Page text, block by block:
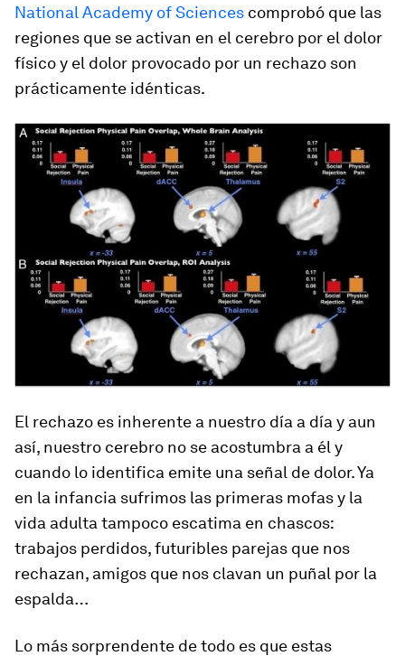
National Academy of Sciences comprobó que las
regiones que se activan en el cerebro por el dolor
físico y el dolor provocado por un rechazo son
prácticamente idénticas.
El rechazo es inherente a nuestro día a día y aun
así, nuestro cerebro no se acostumbra a él y
cuando lo identifica emite una señal de dolor. Ya
en la infancia sufrimos las primeras mofas y la
vida adulta tampoco escatima en chascos:
trabajos perdidos, futuribles parejas que nos
rechazan, amigos que nos clavan un puñal por la
espalda…
Lo más sorprendente de todo es que estas